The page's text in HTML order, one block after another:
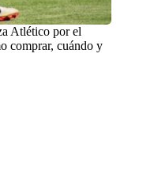
Atlético por el
comprar, cuándo y